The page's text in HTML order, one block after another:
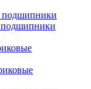
подшипники
подшипники